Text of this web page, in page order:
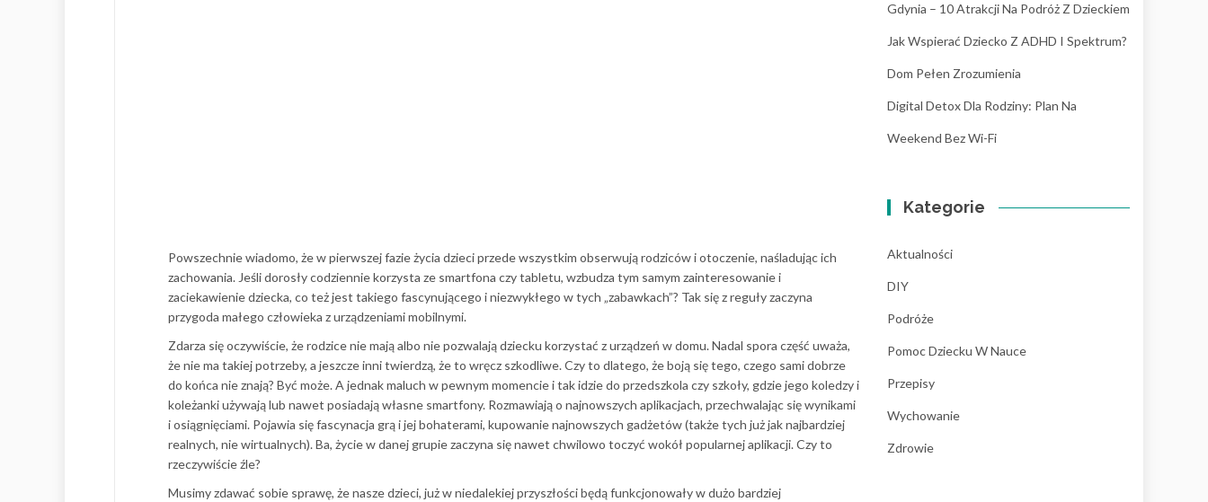
Powszechnie wiadomo, że w pierwszej fazie życia dzieci przede wszystkim obserwują rodziców i otoczenie, naśladując ich
zachowania. Jeśli dorosły codziennie korzysta ze smartfona czy tabletu, wzbudza tym samym zainteresowanie i
zaciekawienie dziecka, co też jest takiego fascynującego i niezwykłego w tych „zabawkach”? Tak się z reguły zaczyna
przygoda małego człowieka z urządzeniami mobilnymi.
Zdarza się oczywiście, że rodzice nie mają albo nie pozwalają dziecku korzystać z urządzeń w domu. Nadal spora część uważa,
że nie ma takiej potrzeby, a jeszcze inni twierdzą, że to wręcz szkodliwe. Czy to dlatego, że boją się tego, czego sami dobrze
do końca nie znają? Być może. A jednak maluch w pewnym momencie i tak idzie do przedszkola czy szkoły, gdzie jego koledzy i
koleżanki używają lub nawet posiadają własne smartfony. Rozmawiają o najnowszych aplikacjach, przechwalając się wynikami
i osiągnięciami. Pojawia się fascynacja grą i jej bohaterami, kupowanie najnowszych gadżetów (także tych już jak najbardziej
realnych, nie wirtualnych). Ba, życie w danej grupie zaczyna się nawet chwilowo toczyć wokół popularnej aplikacji. Czy to
rzeczywiście źle?
Musimy zdawać sobie sprawę, że nasze dzieci, już w niedalekiej przyszłości będą funkcjonowały w dużo bardziej
Gdynia – 10 Atrakcji Na Podróż Z Dzieckiem
Jak Wspierać Dziecko Z ADHD I Spektrum?
Dom Pełen Zrozumienia
Digital Detox Dla Rodziny: Plan Na
Weekend Bez Wi-Fi
Kategorie
Aktualności
DIY
Podróże
Pomoc Dziecku W Nauce
Przepisy
Wychowanie
Zdrowie